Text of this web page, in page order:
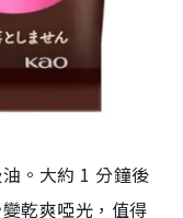
。大約 1 分鐘後
乾爽啞光，值得